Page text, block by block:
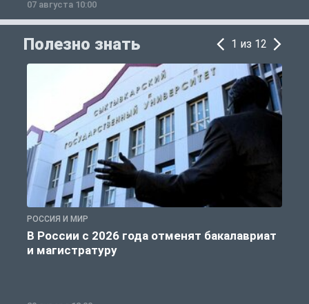
07 августа 10:00
Полезно знать 1 из 12
РОССИЯ И МИР
В России с 2026 года отменят бакалавриат
и магистратуру